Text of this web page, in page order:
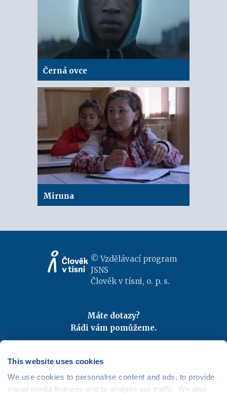
This website uses cookies
We use cookies to personalise content and ads, to provide
social media features and to analyse our traffic. We also
Černá ovce
Miruna
© Vzdělávací program
JSNS
Člověk v tísni, o. p. s.
Máte dotazy?
Rádi vám pomůžeme.
Odebírejte newslettery
Mapa webu |Kariéra
Osobní údaje|Cookies